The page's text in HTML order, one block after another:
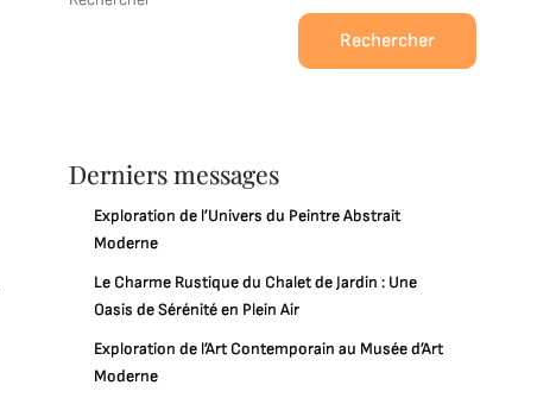
Rechercher
Derniers messages
Exploration de l’Univers du Peintre Abstrait
Moderne
Le Charme Rustique du Chalet de Jardin : Une
Oasis de Sérénité en Plein Air
Exploration de l’Art Contemporain au Musée d’Art
Moderne